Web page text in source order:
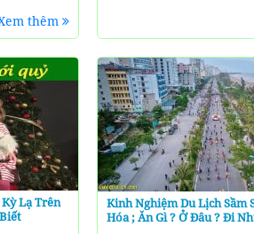
thêm
Lạ Trên
Kinh Nghiệm Du Lịch Sầm
Hóa ; Ăn Gì ? Ở Đâu ? Đi